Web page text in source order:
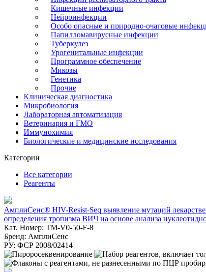
Кишечные инфекции
Нейроинфекции
Особо опасные и природно-очаговые
Папилломавирусные инфекции
Туберкулез
Урогенитальные инфекции
Программное обеспечение
Микозы
Генетика
Прочие
Клиническая диагностика
Микробиология
Лабораторная автоматизация
Ветеринария и ГМО
Иммунохимия
Биологические и медицинские исследования
Категории
Все категории
Реагенты
АмплиСенс® HIV-Resist-Seq выявление мутаций
определения тропизма ВИЧ на основе анализа
Кат. Номер: TM-V0-50-F-8
Бренд: АмплиСенс
РУ: ФСР 2008/02414